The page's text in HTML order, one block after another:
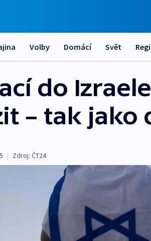
Volby Domácí Svět
do
– tak jako
| Zdroj: ČT24